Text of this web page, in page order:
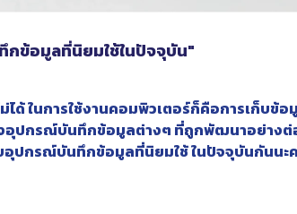
ข้อมูลที่นิยมใช้ในปัจจุบัน"
ได้ ในการใช้งานคอมพิวเตอร์ก็คือการเก็บ
อุปกรณ์บันทึกข้อมูลต่างๆ ที่ถูกพัฒนาอย่างต่อ
ปกรณ์บันทึกข้อมูลที่นิยมใช้ ในปัจจุบันกันนะ